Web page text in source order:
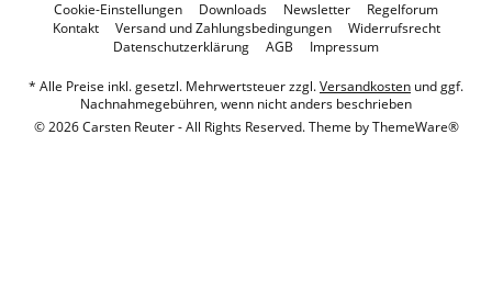
Cookie-Einstellungen Downloads Newsletter
Regelforum
Kontakt
Versand und Zahlungsbedingungen
Widerrufsrecht
Datenschutzerklärung
AGB Impressum
* Alle Preise inkl. gesetzl. Mehrwertsteuer zzgl.Versandkosten und ggf.
Nachnahmegebühren, wenn nicht anders beschrieben
© 2026 Carsten Reuter - All Rights Reserved. Theme byThemeWare®